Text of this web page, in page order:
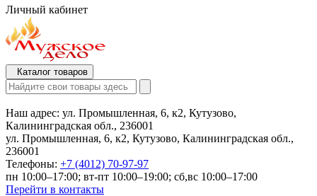
Личный кабинет
Каталог товаров
Наш адрес: ул. Промышленная, 6, к2, Кутузово,
Калининградская обл., 236001
ул. Промышленная, 6, к2, Кутузово, Калининградская обл.,
236001
Телефоны: +7 (4012) 70-97-97
пн 10:00–17:00; вт-пт 10:00–19:00; сб,вс 10:00–17:00
Перейти в контакты